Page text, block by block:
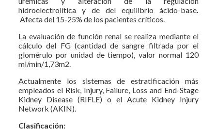
hidroelectrolítica y de del equilibrio ácido-base
Afecta del 15-25% de los pacientes críticos.
La evaluación de función renal se realiza mediante el
cálculo del FG (cantidad de sangre filtrada por el
glomérulo por unidad de tiempo), valor normal 120
ml/min/1,73m2.
Actualmente los sistemas de estratificación más
empleados el Risk, Injury, Failure, Loss and End-Stage
Kidney Disease (RIFLE) o el Acute Kidney Injury
Network (AKIN).
Clasificación: